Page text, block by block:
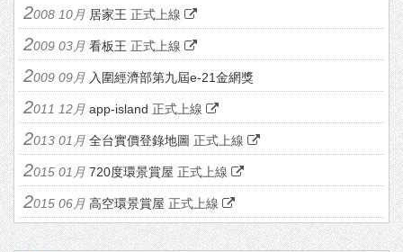
008 10月 居家王 正式上線
009 03月 看板王 正式上線
009 09月 入圍經濟部第九屆e-21金網獎
011 12月 app-island 正式上線
013 01月 全台實價登錄地圖 正式上線
015 01月 720度環景賞屋 正式上線
015 06月 高空環景賞屋 正式上線